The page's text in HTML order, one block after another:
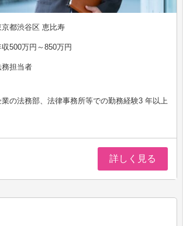
京都渋谷区 恵比寿
収500万円～850万円
務担当者
業の法務部、法律事務所等での勤務経験3 年以上
詳しく見る